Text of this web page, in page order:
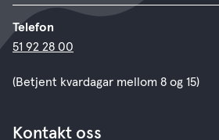
Telefon
51 92 28 00
(Betjent kvardagar mellom 8 og 15)
Kontakt oss